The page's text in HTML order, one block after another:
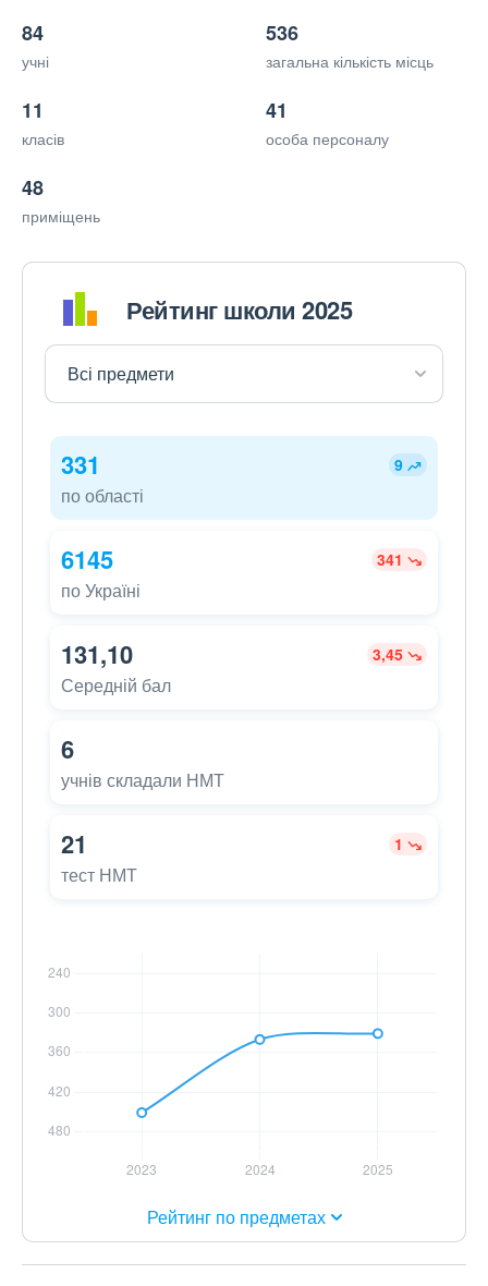
84
учні
536
загальна кількість місць
11
класів
41
особа персоналу
48
приміщень
Рейтинг школи 2025
331 9
по області
6145 341
по Україні
131,10 3,45
Середній бал
6
учнів складали НМТ
21 1
тест НМТ
Рейтинг по предметах